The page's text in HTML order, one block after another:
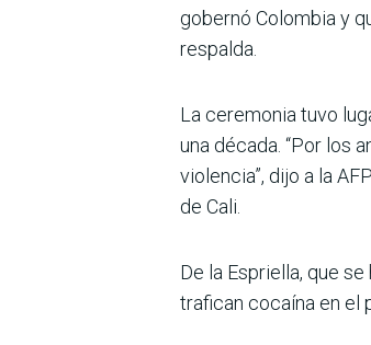
gobernó Colombia y
respalda.
La ceremonia tuvo
una década. “Por los
violencia”, dijo a la
de Cali.
De la Espriella, que
tra­fican cocaína en el